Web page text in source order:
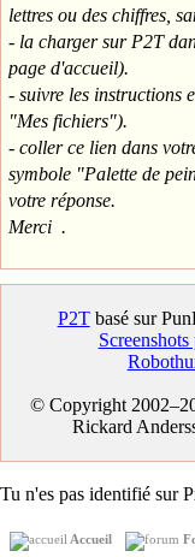
lettres ou des chiffres,
- la charger sur P2T
page d'accueil).
- suivre les instructions
"Mes fichiers").
- coller ce lien dans
symbole "Palette de
votre réponse.
Merci .
P2Tbasé sur
Screenshots
© Copyright
Rickard
Tu n'es pas identifié sur
Accueil